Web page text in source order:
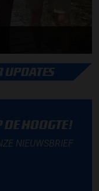
UPDATES
DE HOOGTE!
NIEUWSBRIEF